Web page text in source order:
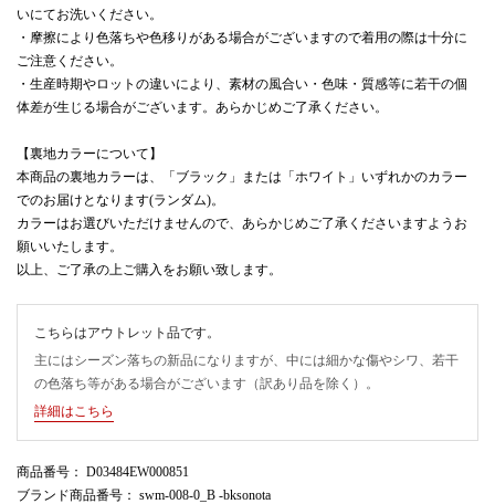
いにてお洗いください。
・摩擦により色落ちや色移りがある場合がございますので着用の際は十分に
ご注意ください。
・生産時期やロットの違いにより、素材の風合い・色味・質感等に若干の個
体差が生じる場合がございます。あらかじめご了承ください。
【裏地カラーについて】
本商品の裏地カラーは、「ブラック」または「ホワイト」いずれかのカラー
でのお届けとなります(ランダム)。
カラーはお選びいただけませんので、あらかじめご了承くださいますようお
願いいたします。
以上、ご了承の上ご購入をお願い致します。
こちらはアウトレット品です。
主にはシーズン落ちの新品になりますが、中には細かな傷やシワ、若干
の色落ち等がある場合がございます（訳あり品を除く）。
詳細はこちら
商品番号 ： D03484EW000851
ブランド商品番号 ： swm-008-0_B -bksonota